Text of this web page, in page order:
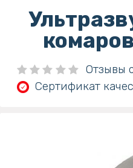
Отзывы
Сертификат